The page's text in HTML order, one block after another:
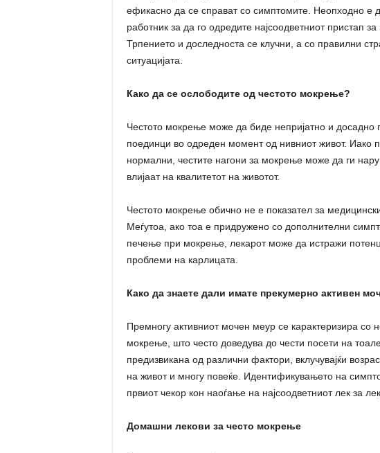
ефикасно да се справат со симптомите. Неопходно е
работник за да го одредите најсоодветниот пристап
Трпението и доследноста се клучни, а со правилни
ситуацијата.
Како да се ослободите од честото мокрење?
Честото мокрење може да биде непријатно и досадно
поединци во одреден момент од нивниот живот. Иако
нормални, честите нагони за мокрење може да ги
влијаат на квалитетот на животот.
Честото мокрење обично не е показател за
Меѓутоа, ако тоа е придружено со дополнителни
печење при мокрење, лекарот може да истражи
проблеми на карлицата.
Како да знаете дали имате прекумерно активен
Премногу активниот мочен меур се карактеризира со
мокрење, што често доведува до чести посети на
предизвикана од различни фактори, вклучувајќи
на живот и многу повеќе. Идентификувањето на
првиот чекор кон наоѓање на најсоодветниот лек за
Домашни лекови за често мокрење